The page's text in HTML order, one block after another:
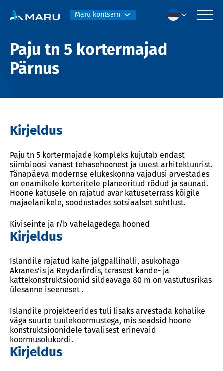
Maru kontsern
Paju tn 5 kortermajad
Pärnus
Kirjeldus
Paju tn 5 kortermajade kompleks kujutab endast
sümbioosi vanast tehasehoonest ja uuest arhitektuurist.
Tänapäeva modernse elukeskonna vajadusi arvestades
on enamikele korteritele planeeritud rõdud ja saunad.
Hoone katusele on rajatud avar katuseterrass kõigile
majaelanikele, soodustades sotsiaalset suhtlust.
Kiviseinte ja r/b vahelagedega hooned
Kirjeldus
Islandile rajatud kahe jalgpallihalli, asukohaga
Akranes’is ja Reydarfirdis, terasest kande- ja
kattekonstruktsioonid sildeavaga 80 m on vastutusrikas
ülesanne iseeneset .
Islandile projekteerides tuli lisaks arvestada kohalike
väga suurte tuulekoormustega, mis seadsid hoone
konstruktsioonidele tavalisest erinevaid
koormusolukordi.
Kirjeldus